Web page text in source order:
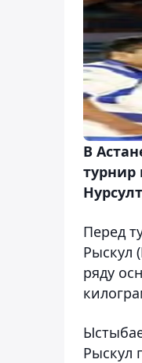
В
турнир
Перед
Рыскул
ряду
Рыскул